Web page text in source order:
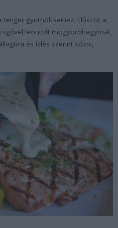
gyümölcseihez. Először a
leöntött mogyoróhagymát,
és ízlés szerint sózni,